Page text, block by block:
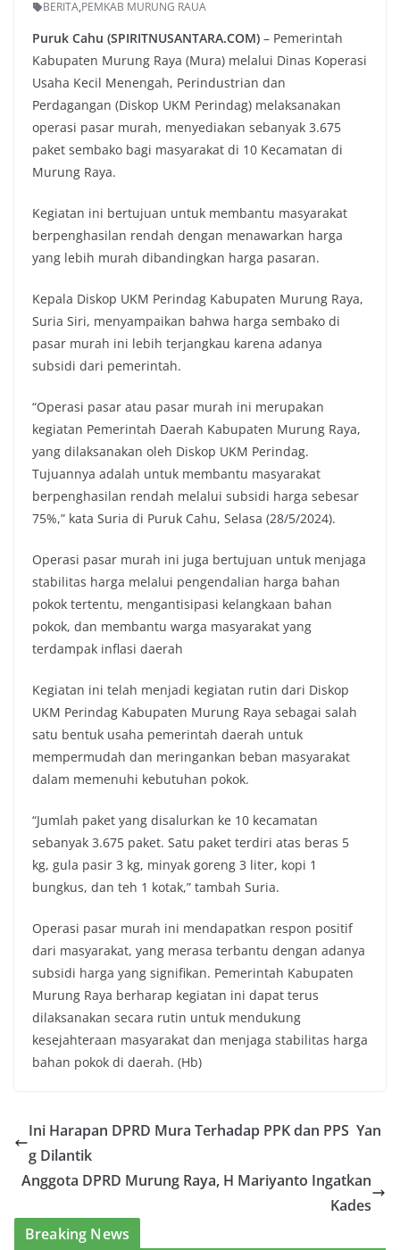
BERITA,PEMKAB MURUNG RAUA
Puruk Cahu (SPIRITNUSANTARA.COM) – Pemerintah
Kabupaten Murung Raya (Mura) melalui Dinas Koperasi
Usaha Kecil Menengah, Perindustrian dan
Perdagangan (Diskop UKM Perindag) melaksanakan
operasi pasar murah, menyediakan sebanyak 3.675
paket sembako bagi masyarakat di 10 Kecamatan di
Murung Raya.
Kegiatan ini bertujuan untuk membantu masyarakat
berpenghasilan rendah dengan menawarkan harga
yang lebih murah dibandingkan harga pasaran.
Kepala Diskop UKM Perindag Kabupaten Murung Raya,
Suria Siri, menyampaikan bahwa harga sembako di
pasar murah ini lebih terjangkau karena adanya
subsidi dari pemerintah.
“Operasi pasar atau pasar murah ini merupakan
kegiatan Pemerintah Daerah Kabupaten Murung Raya,
yang dilaksanakan oleh Diskop UKM Perindag.
Tujuannya adalah untuk membantu masyarakat
berpenghasilan rendah melalui subsidi harga sebesar
75%,” kata Suria di Puruk Cahu, Selasa (28/5/2024).
Operasi pasar murah ini juga bertujuan untuk menjaga
stabilitas harga melalui pengendalian harga bahan
pokok tertentu, mengantisipasi kelangkaan bahan
pokok, dan membantu warga masyarakat yang
terdampak inflasi daerah
Kegiatan ini telah menjadi kegiatan rutin dari Diskop
UKM Perindag Kabupaten Murung Raya sebagai salah
satu bentuk usaha pemerintah daerah untuk
mempermudah dan meringankan beban masyarakat
dalam memenuhi kebutuhan pokok.
“Jumlah paket yang disalurkan ke 10 kecamatan
sebanyak 3.675 paket. Satu paket terdiri atas beras 5
kg, gula pasir 3 kg, minyak goreng 3 liter, kopi 1
bungkus, dan teh 1 kotak,” tambah Suria.
Operasi pasar murah ini mendapatkan respon positif
dari masyarakat, yang merasa terbantu dengan adanya
subsidi harga yang signifikan. Pemerintah Kabupaten
Murung Raya berharap kegiatan ini dapat terus
dilaksanakan secara rutin untuk mendukung
kesejahteraan masyarakat dan menjaga stabilitas harga
bahan pokok di daerah. (Hb)
Ini Harapan DPRD Mura Terhadap PPK dan PPS Yan
g Dilantik
Anggota DPRD Murung Raya, H Mariyanto Ingatkan
Kades
Breaking News